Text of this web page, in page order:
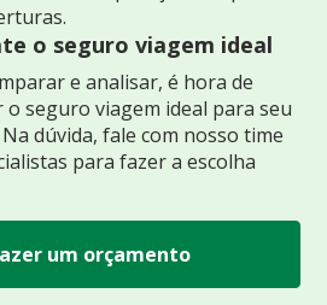
o seguro viagem ideal
e analisar, é hora de
o seguro viagem ideal para seu
dúvida, fale com nosso time
para fazer a escolha
um orçamento